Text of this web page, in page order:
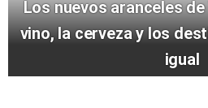
Los nuevos aranceles
vino, la cerveza y los
igual